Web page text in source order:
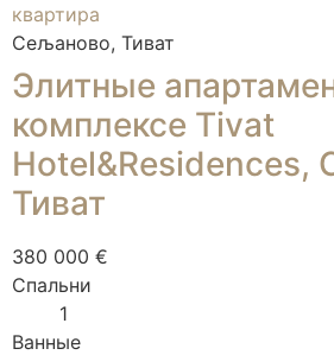
квартира
Сељаново, Тиват
Элитные
комплексе Tivat
Hotel&Residences,
Тиват
380 000 €
Спальни
1
Ванные